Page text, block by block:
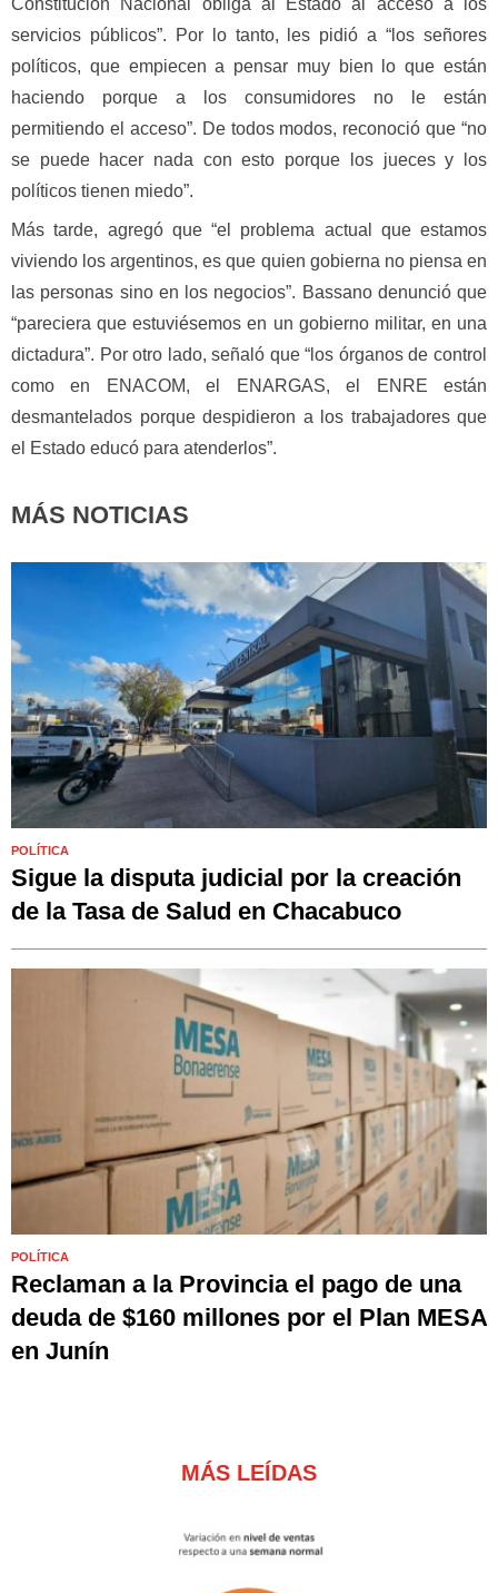
Constitución Nacional obliga al Estado al acceso a los
servicios públicos”. Por lo tanto, les pidió a “los señores
políticos, que empiecen a pensar muy bien lo que están
haciendo porque a los consumidores no le están
permitiendo el acceso”. De todos modos, reconoció que “no
se puede hacer nada con esto porque los jueces y los
políticos tienen miedo”.
Más tarde, agregó que “el problema actual que estamos
viviendo los argentinos, es que quien gobierna no piensa en
las personas sino en los negocios”. Bassano denunció que
“pareciera que estuviésemos en un gobierno militar, en una
dictadura”. Por otro lado, señaló que “los órganos de control
como en ENACOM, el ENARGAS, el ENRE están
desmantelados porque despidieron a los trabajadores que
el Estado educó para atenderlos”.
MÁS NOTICIAS
POLÍTICA
Sigue la disputa judicial por la creación
de la Tasa de Salud en Chacabuco
POLÍTICA
Reclaman a la Provincia el pago de una
deuda de $160 millones por el Plan MESA
en Junín
MÁS LEÍDAS